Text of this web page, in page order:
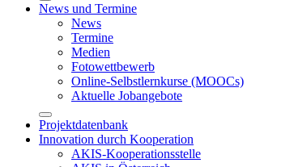
News und Termine
News
Termine
Medien
Fotowettbewerb
Online-Selbstlernkurse (MOOCs)
Aktuelle Jobangebote
Projektdatenbank
Innovation durch Kooperation
AKIS-Kooperationsstelle